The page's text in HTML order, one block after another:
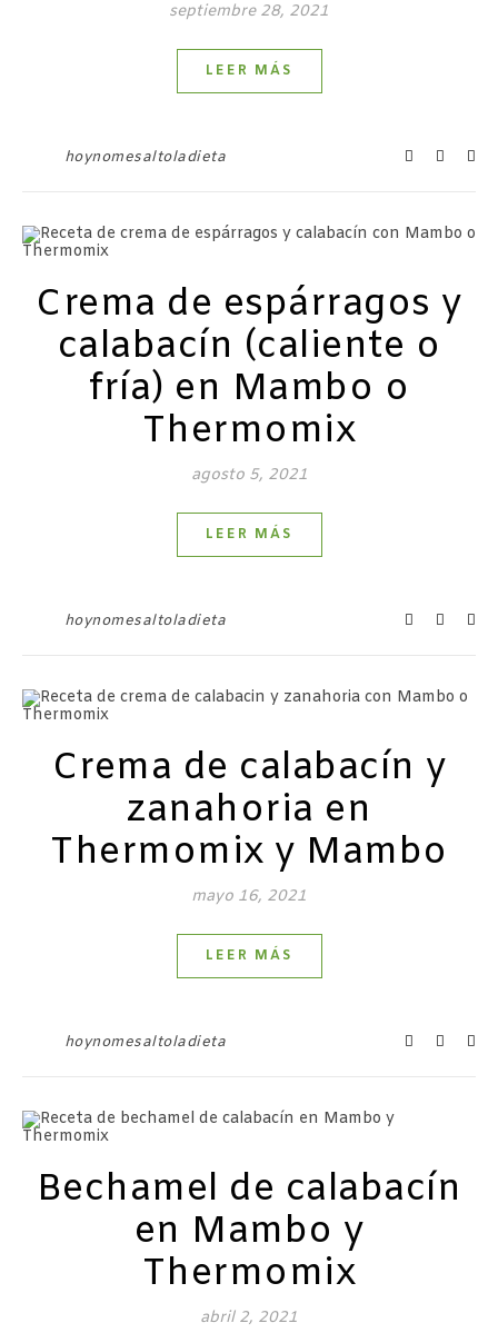
septiembre 28, 2021
LEER MÁS
hoynomesaltoladieta
Crema de espárragos y
calabacín (caliente o
fría) en Mambo o
Thermomix
agosto 5, 2021
LEER MÁS
hoynomesaltoladieta
Crema de calabacín y
zanahoria en
Thermomix y Mambo
mayo 16, 2021
LEER MÁS
hoynomesaltoladieta
Bechamel de calabacín
en Mambo y
Thermomix
abril 2, 2021